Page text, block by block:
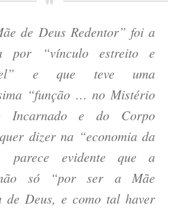
de Deus Redentor” foi a
por “vínculo estreito e
e que teve uma
“função … no Mistério
Incarnado e do Corpo
dizer na “economia da
parece evidente que a
só “por ser a Mãe
de Deus, e como tal haver